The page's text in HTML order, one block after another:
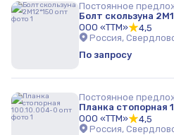
Постоянное
Болт скользуна
ООО «ТТМ»
4,5
Россия,
По запросу
Постоянное
Планка стопорная
ООО «ТТМ»
4,5
Россия,